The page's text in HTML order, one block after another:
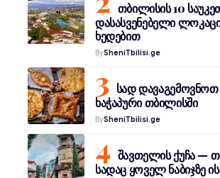
თბილისის 10
დასასვენებელი
ხედებით
BySheniTbilisi.ge
სად დავაგემოვნოთ
ხაჭაპური თბილისში
BySheniTbilisi.ge
შავთელის ქუჩა —
სადაც ყოველ ნაბიჯზე